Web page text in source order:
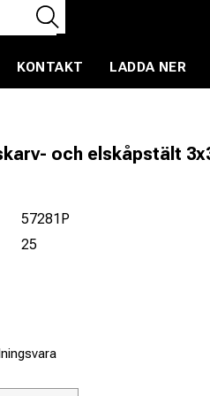
KONTAKT LADDA NER
och elskåpstält
57281P
25